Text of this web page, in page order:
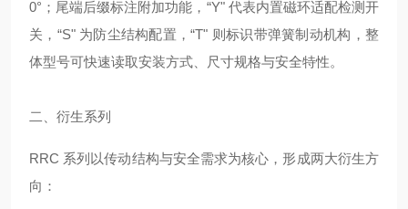
0°；尾端后缀标注附加功能，“Y" 代表内置磁环适配检测开
关，“S" 为防尘结构配置，“T" 则标识带弹簧制动机构，整
体型号可快速读取安装方式、尺寸规格与安全特性。
二、衍生系列
RRC 系列以传动结构与安全需求为核心，形成两大衍生方
向：